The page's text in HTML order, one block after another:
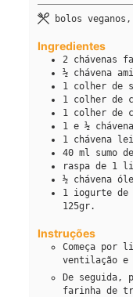
bolos
Ingredientes
2 chávenas
½ chávena
1 colher de
1 colher de
1 colher de
1 e ½ chávena
1 chávena
40 ml
sumo
raspa de 1
½ chávena
1 iogurte
125gr.
Instruções
Começa por
ventilação
De seguida,
farinha de